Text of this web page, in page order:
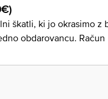
škatli, ki jo okrasimo z
obdarovancu.